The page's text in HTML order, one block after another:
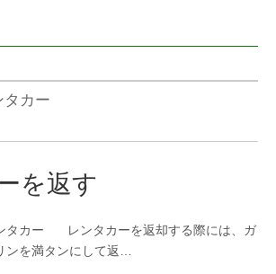
タカー
を返す
タカー レンタカーを返却する際には、ガ
ンを満タンにして返…